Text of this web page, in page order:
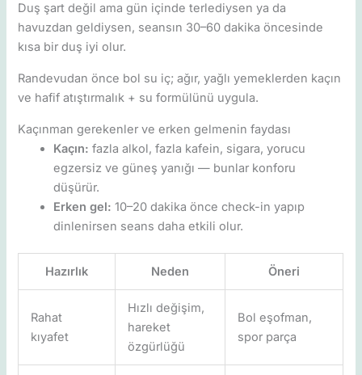
Duş şart değil ama gün içinde terlediysen ya da
havuzdan geldiysen, seansın 30–60 dakika öncesinde
kısa bir duş iyi olur.
Randevudan önce bol su iç; ağır, yağlı yemeklerden kaçın
ve hafif atıştırmalık + su formülünü uygula.
Kaçınman gerekenler ve erken gelmenin faydası
Kaçın: fazla alkol, fazla kafein, sigara, yorucu
egzersiz ve güneş yanığı — bunlar konforu
düşürür.
Erken gel: 10–20 dakika önce check-in yapıp
dinlenirsen seans daha etkili olur.
Hazırlık Neden Öneri
Rahat
kıyafet
Hızlı değişim,
hareket
özgürlüğü
Bol eşofman,
spor parça